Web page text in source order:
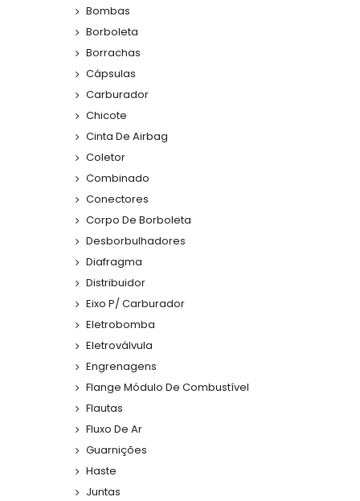
Bombas
Borboleta
Borrachas
Cápsulas
Carburador
Chicote
Cinta De Airbag
Coletor
Combinado
Conectores
Corpo De Borboleta
Desborbulhadores
Diafragma
Distribuidor
Eixo P/ Carburador
Eletrobomba
Eletroválvula
Engrenagens
Flange Módulo De Combustível
Flautas
Fluxo De Ar
Guarnições
Haste
Juntas